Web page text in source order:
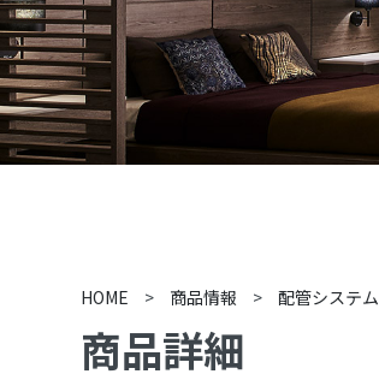
HOME > 商品情報 > 配管システム
商品詳細